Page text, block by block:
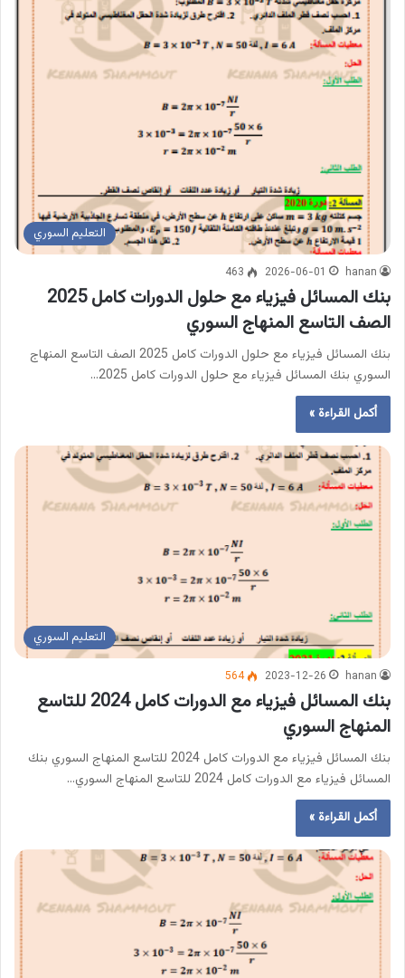
التعليم السوري
hanan
2026-06-01
463
بنك المسائل فيزياء مع حلول الدورات كامل 2025
الصف التاسع المنهاج السوري
بنك المسائل فيزياء مع حلول الدورات كامل 2025 الصف التاسع المنهاج
السوري بنك المسائل فيزياء مع حلول الدورات كامل 2025…
أكمل القراءة »
التعليم السوري
hanan
2023-12-26
564
بنك المسائل فيزياء مع الدورات كامل 2024 للتاسع
المنهاج السوري
بنك المسائل فيزياء مع الدورات كامل 2024 للتاسع المنهاج السوري بنك
المسائل فيزياء مع الدورات كامل 2024 للتاسع المنهاج السوري…
أكمل القراءة »